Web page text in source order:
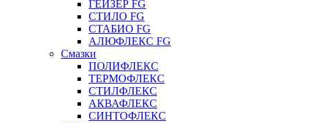
ГЕЙЗЕР FG
СТИЛО FG
СТАБИО FG
АЛЮФЛЕКС FG
Смазки
ПОЛИФЛЕКС
ТЕРМОФЛЕКС
СТИЛФЛЕКС
АКВАФЛЕКС
СИНТОФЛЕКС